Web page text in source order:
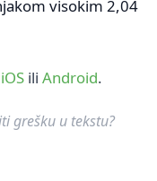
visokim 2,04
iOS ili Android.
grešku u tekstu?